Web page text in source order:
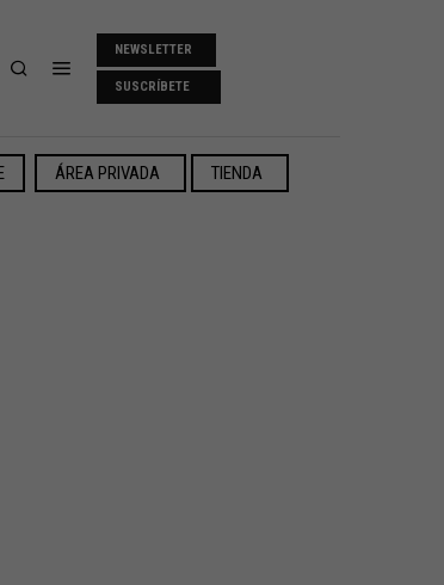
NEWSLETTER
SUSCRÍBETE
ÁREA PRIVADA TIENDA